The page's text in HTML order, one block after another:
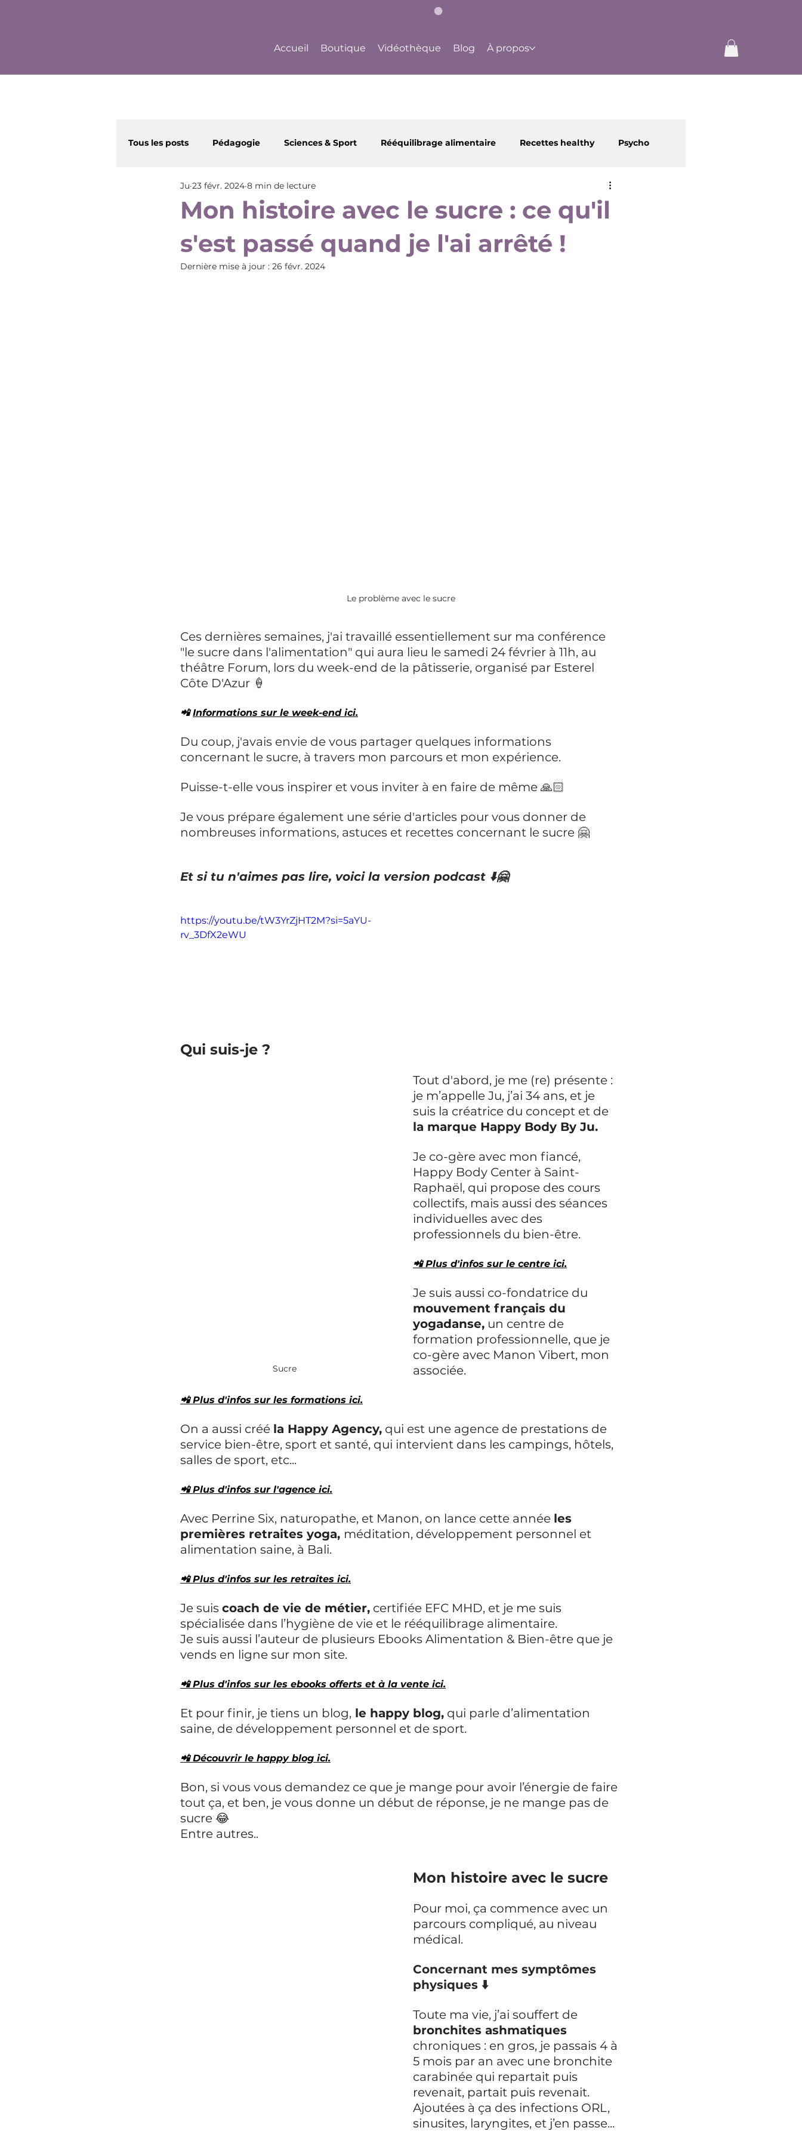
Accueil Boutique Vidéothèque Blog À propos
Tous les posts Pédagogie Sciences & Sport Rééquilibrage alimentaire Recettes healthy Psycho
Wonder Nana Beauté et Santé
Mon histoire avec le sucre : ce qu'il
s'est passé quand je l'ai arrêté !
Ju 23 févr. 2024 8 min de lecture
Dernière mise à jour : 26 févr. 2024
Le problème avec le sucre
Ces dernières semaines, j'ai travaillé essentiellement sur ma conférence
"le sucre dans l'alimentation" qui aura lieu le samedi 24 février à 11h, au
théâtre Forum, lors du week-end de la pâtisserie, organisé par Esterel
Côte D'Azur 🍦
📲 Informations sur le week-end ici.
Du coup, j'avais envie de vous partager quelques informations
concernant le sucre, à travers mon parcours et mon expérience.
Puisse-t-elle vous inspirer et vous inviter à en faire de même 🙏🏻
Je vous prépare également une série d'articles pour vous donner de
nombreuses informations, astuces et recettes concernant le sucre 🤗
Et si tu n'aimes pas lire, voici la version podcast ⬇️🤗
https://youtu.be/tW3YrZjHT2M?si=5aYU-
rv_3DfX2eWU
Qui suis-je ?
Sucre
Tout d'abord, je me (re) présente :
je m’appelle Ju, j’ai 34 ans, et je
suis la créatrice du concept et de
la marque Happy Body By Ju.
Je co-gère avec mon fiancé,
Happy Body Center à Saint-
Raphaël, qui propose des cours
collectifs, mais aussi des séances
individuelles avec des
professionnels du bien-être.
📲 Plus d'infos sur le centre ici.
Je suis aussi co-fondatrice du
mouvement français du
yogadanse, un centre de
formation professionnelle, que je
co-gère avec Manon Vibert, mon
associée.
📲 Plus d'infos sur les formations ici.
On a aussi créé la Happy Agency, qui est une agence de prestations de
service bien-être, sport et santé, qui intervient dans les campings, hôtels,
salles de sport, etc...
📲 Plus d'infos sur l'agence ici.
Avec Perrine Six, naturopathe, et Manon, on lance cette année les
premières retraites yoga, méditation, développement personnel et
alimentation saine, à Bali.
📲 Plus d'infos sur les retraites ici.
Je suis coach de vie de métier, certifiée EFC MHD, et je me suis
spécialisée dans l’hygiène de vie et le rééquilibrage alimentaire.
Je suis aussi l’auteur de plusieurs Ebooks Alimentation & Bien-être que je
vends en ligne sur mon site.
📲 Plus d'infos sur les ebooks offerts et à la vente ici.
Et pour finir, je tiens un blog, le happy blog, qui parle d’alimentation
saine, de développement personnel et de sport.
📲 Découvrir le happy blog ici.
Bon, si vous vous demandez ce que je mange pour avoir l’énergie de faire
tout ça, et ben, je vous donne un début de réponse, je ne mange pas de
sucre 😂
Entre autres..
Mon histoire avec le sucre
Pour moi, ça commence avec un
parcours compliqué, au niveau
médical.
Concernant mes symptômes
physiques ⬇️
Toute ma vie, j’ai souffert de
bronchites ashmatiques
chroniques : en gros, je passais 4 à
5 mois par an avec une bronchite
carabinée qui repartait puis
revenait, partait puis revenait.
Ajoutées à ça des infections ORL,
sinusites, laryngites, et j’en passe...